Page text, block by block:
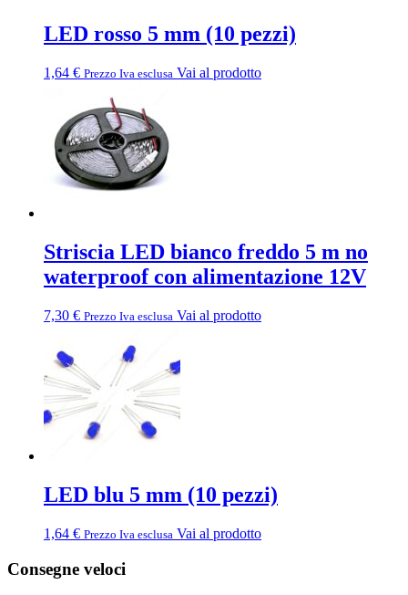
LED rosso 5 mm (10 pezzi)
1,64 € Prezzo Iva esclusa Vai al prodotto
Striscia LED bianco freddo 5 m no
waterproof con alimentazione 12V
7,30 € Prezzo Iva esclusa Vai al prodotto
LED blu 5 mm (10 pezzi)
1,64 € Prezzo Iva esclusa Vai al prodotto
Consegne veloci